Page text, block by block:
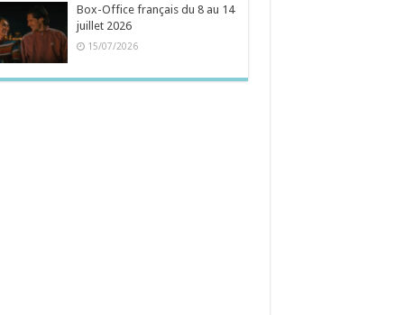
Box-Office français du 8 au 14
juillet 2026
15/07/2026